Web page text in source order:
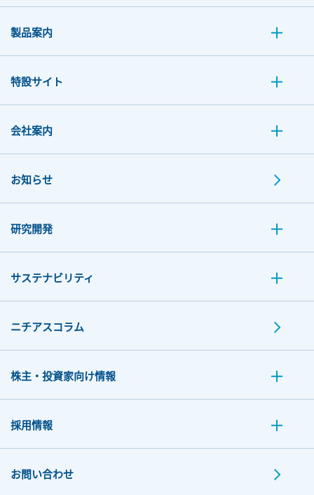
製品案内
特設サイト
会社案内
お知らせ
研究開発
サステナビリティ
ニチアスコラム
株主・投資家向け情報
採用情報
お問い合わせ